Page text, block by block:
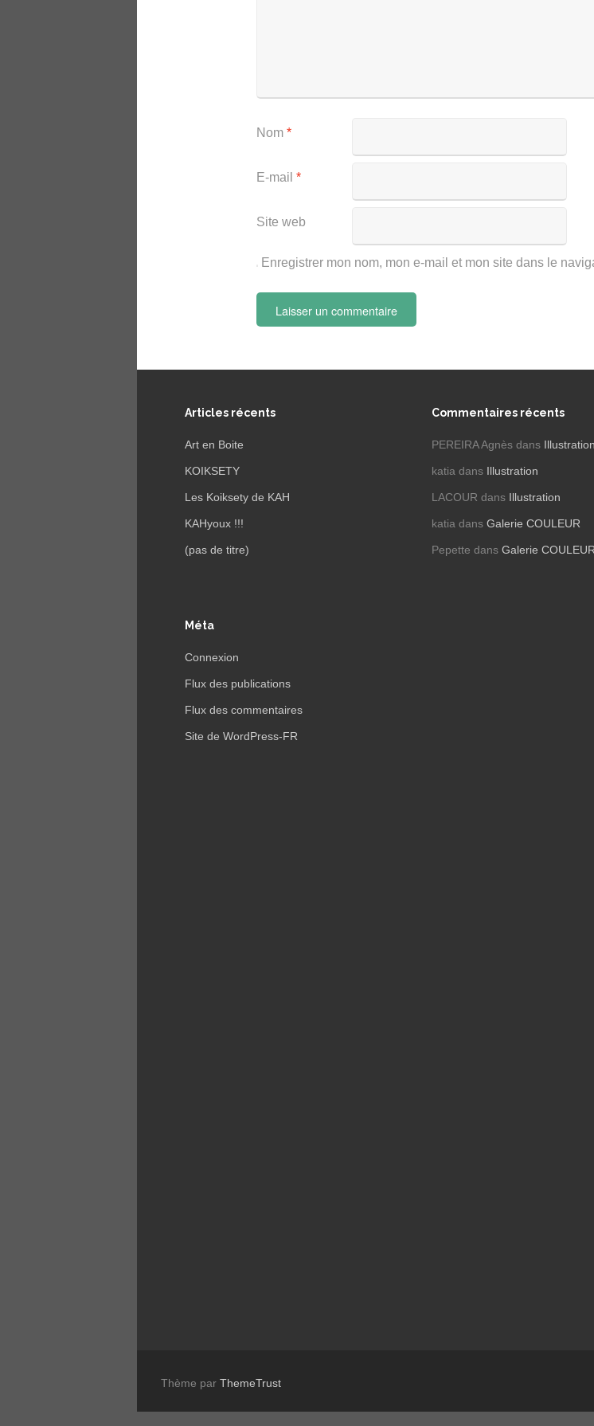
Nom *
E-mail *
Site web
Enregistrer mon nom, mon e-mail et mon site dans le
Articles récents
Art en Boite
KOIKSETY
Les Koiksety de KAH
KAHyoux !!!
(pas de titre)
Commentaires récents
PEREIRA Agnès dans Illustration
katia dans Illustration
LACOUR dans Illustration
katia dans Galerie COULEUR
Pepette dans Galerie COULEUR
Méta
Connexion
Flux des publications
Flux des commentaires
Site de WordPress-FR
Thème par ThemeTrust